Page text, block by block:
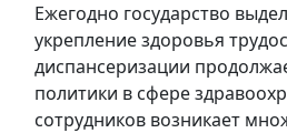
Ежегодно государство
укрепление здоровья
диспансеризации
политики в сфере
сотрудников возникает